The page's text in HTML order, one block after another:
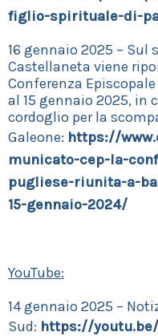
figlio-spirituale-di-
16 gennaio 2025 – Sul
Castellaneta viene
Conferenza
al 15 gennaio 2025, in
cordoglio per la
Galeone: https://
municato-cep-la-
pugliese-riunita-a-
15-gennaio-2024/
YouTube:
14 gennaio 2025 –
Sud: https://